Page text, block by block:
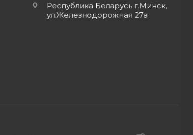
Республика Беларусь г.Минск,
ул.Железнодорожная 27а